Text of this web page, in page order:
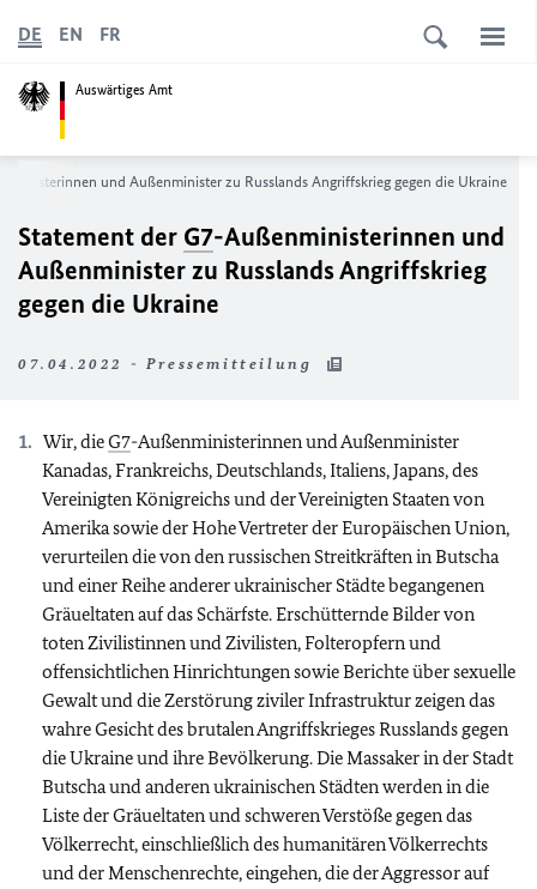
Auswärtiges Amt
DE EN FR
und Außenminister zu Russlands Angriffskrieg gegen die Ukraine
Statement der G7-Außenministerinnen und
Außenminister zu Russlands Angriffskrieg
gegen die Ukraine
07.04.2022 - Pressemitteilung
Wir, dieG7-Außenministerinnen und Außenminister
Kanadas, Frankreichs, Deutschlands, Italiens, Japans, des
Vereinigten Königreichs und der Vereinigten Staaten von
Amerika sowie der Hohe Vertreter der Europäischen Union,
verurteilen die von den russischen Streitkräften in Butscha
und einer Reihe anderer ukrainischer Städte begangenen
Gräueltaten auf das Schärfste. Erschütternde Bilder von
toten Zivilistinnen und Zivilisten, Folteropfern und
offensichtlichen Hinrichtungen sowie Berichte über sexuelle
Gewalt und die Zerstörung ziviler Infrastruktur zeigen das
wahre Gesicht des brutalen Angriffskrieges Russlands gegen
die Ukraine und ihre Bevölkerung. Die Massaker in der Stadt
Butscha und anderen ukrainischen Städten werden in die
Liste der Gräueltaten und schweren Verstöße gegen das
Völkerrecht, einschließlich des humanitären Völkerrechts
und der Menschenrechte, eingehen, die der Aggressor auf